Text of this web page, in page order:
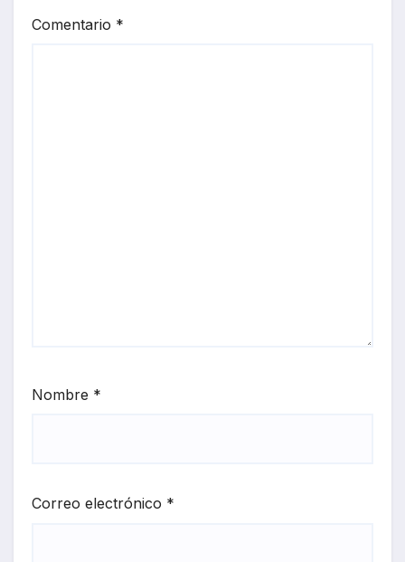
Comentario *
Nombre *
Correo electrónico *